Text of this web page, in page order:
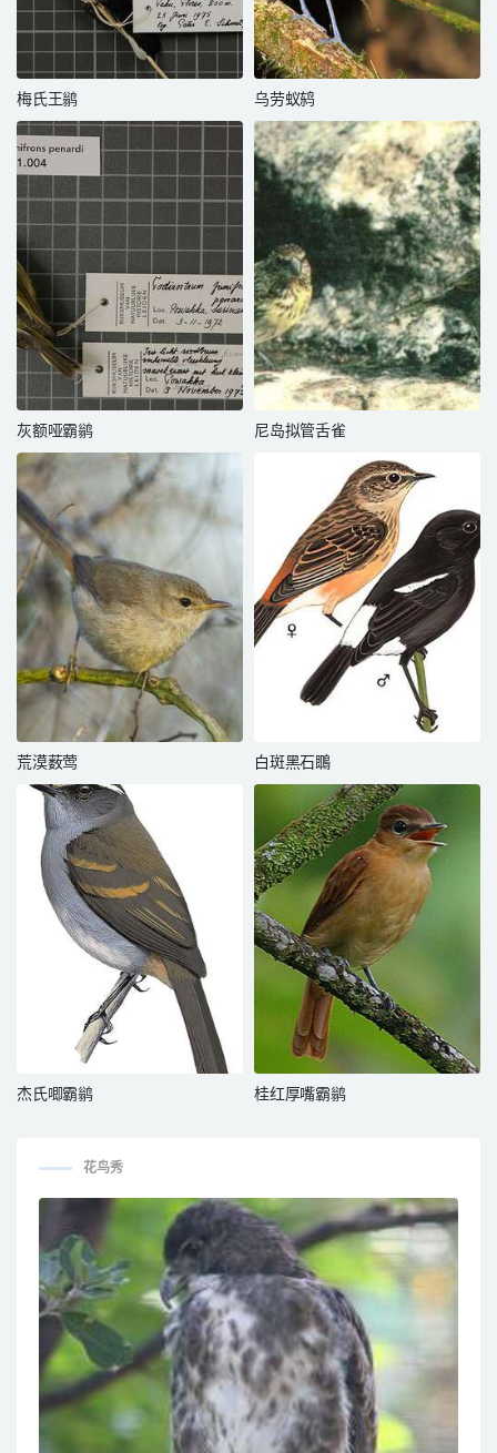
梅氏王鹟 乌劳蚁鸫
灰额哑霸鹟 尼岛拟管舌雀
荒漠薮莺 白斑黑石䳭
杰氏唧霸鹟 桂红厚嘴霸鹟
花鸟秀